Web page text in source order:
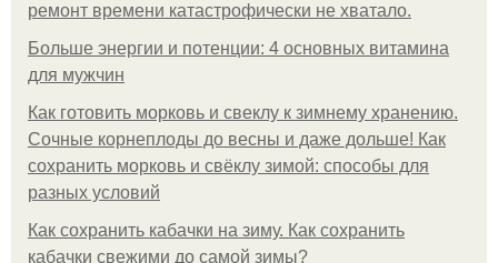
ремонт времени катастрофически не хватало.
Больше энергии и потенции: 4 основных витамина
для мужчин
Как готовить морковь и свеклу к зимнему хранению.
Сочные корнеплоды до весны и даже дольше! Как
сохранить морковь и свёклу зимой: способы для
разных условий
Как сохранить кабачки на зиму. Как сохранить
кабачки свежими до самой зимы?